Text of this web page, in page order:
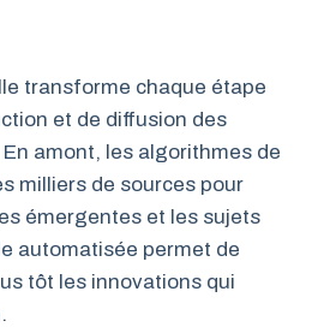
transforme chaque étape
et de diffusion des
amont, les algorithmes de
milliers de sources pour
émergentes et les sujets
automatisée permet de
tôt les innovations qui